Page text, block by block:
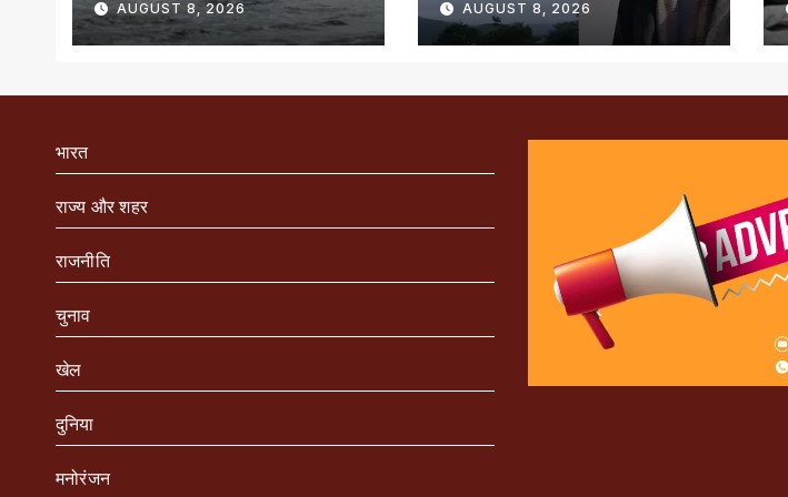
AUGUST 8, 2026 AUGUST 8, 2026
भारत
राज्य और शहर
राजनीति
चुनाव
खेल
दुनिया
मनोरंजन